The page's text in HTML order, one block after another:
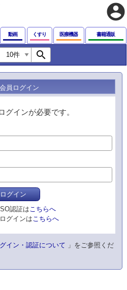
account_circle
動画 くすり 医療機器 書籍通販
search
会員ログイン
グインが必要です。
ログイン
認証はこちらへ
グインはこちらへ
イン・認証について 」をご参照くだ